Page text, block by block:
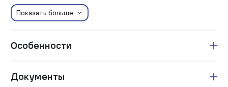
Показать больше
Особенности
Документы